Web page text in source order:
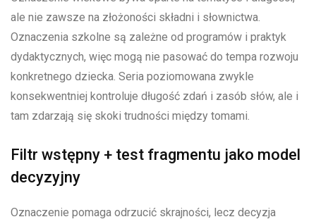
ale nie zawsze na złożoności składni i słownictwa.
Oznaczenia szkolne są zależne od programów i praktyk
dydaktycznych, więc mogą nie pasować do tempa rozwoju
konkretnego dziecka. Seria poziomowana zwykle
konsekwentniej kontroluje długość zdań i zasób słów, ale i
tam zdarzają się skoki trudności między tomami.
Filtr wstępny + test fragmentu jako model
decyzyjny
Oznaczenie pomaga odrzucić skrajności, lecz decyzja